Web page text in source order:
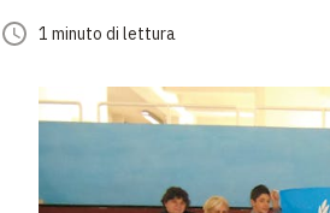
1 minuto di lettura